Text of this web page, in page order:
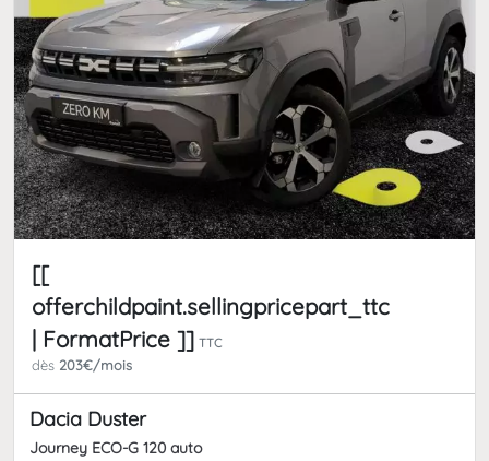
[[
offerchildpaint.sellingpricepart_ttc
| FormatPrice ]] TTC
dès 203€/mois
Dacia Duster
Journey ECO-G 120 auto